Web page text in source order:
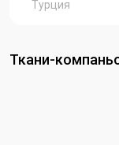
Турция
Ткани-